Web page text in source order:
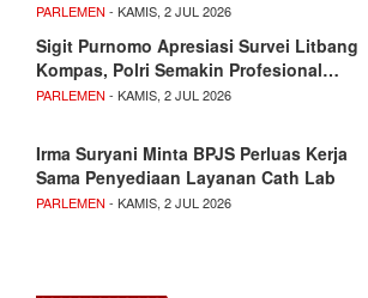
PARLEMEN - KAMIS, 2 JUL 2026
Sigit Purnomo Apresiasi Survei Litbang
Kompas, Polri Semakin Profesional…
PARLEMEN - KAMIS, 2 JUL 2026
Irma Suryani Minta BPJS Perluas Kerja
Sama Penyediaan Layanan Cath Lab
PARLEMEN - KAMIS, 2 JUL 2026